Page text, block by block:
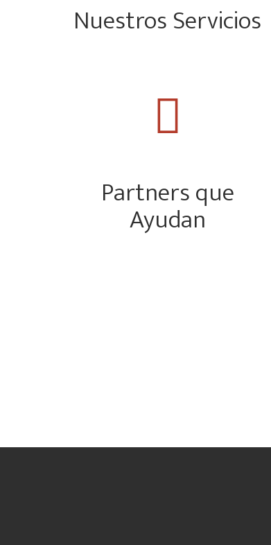
Nuestros Servicios

Partners que
Ayudan